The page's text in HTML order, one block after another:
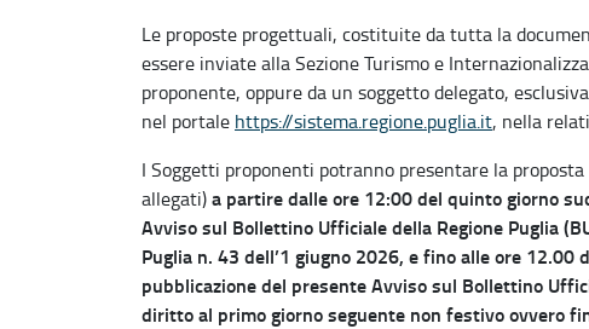
Le proposte progettuali, costituite da tutta la
essere inviate alla Sezione Turismo e
proponente, oppure da un soggetto delegato,
nel portale https://sistema.regione.puglia.it, nella
I Soggetti proponenti potranno presentare la
allegati)a partire dalle ore 12:00 del quinto giorno
Avviso sul Bollettino Ufficiale della Regione Puglia
Puglia n. 43 dell’1 giugno 2026, e fino alle ore
pubblicazione del presente Avviso sul Bollettino
diritto al primo giorno seguente non festivo ovvero